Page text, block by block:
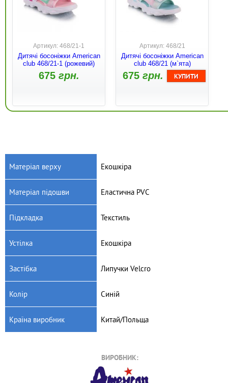
Артикул: 468/21-1
Дитячі босоніжки American
club 468/21-1 (рожевий)
675грн.
Артикул: 468/21
Дитячі босоніжки American
club 468/21 (м`ята)
675грн.
club 448/21-1 (сірий/синій)
670грн.
Матеріал верху Екошкіра
Матеріал підошви Еластична PVC
Підкладка Текстиль
Устілка Екошкіра
Застібка Липучки Velcro
Колір Синій
Країна виробник Китай/Польща
ВИРОБНИК: